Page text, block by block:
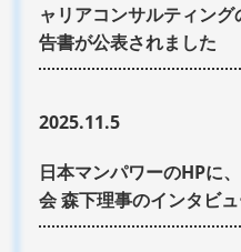
ャリアコンサルティン
告書が公表されました
2025.11.5
日本マンパワーのHPに
会 森下理事のインタビ